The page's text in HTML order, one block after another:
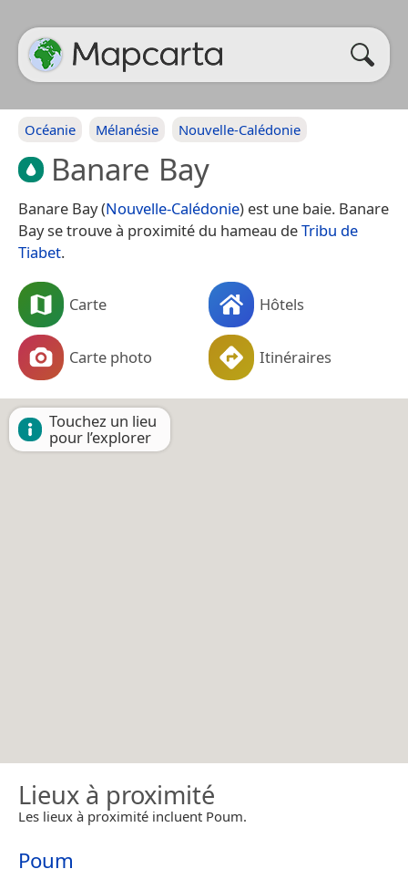
Océanie Mélanésie Nouvelle-Calédonie
Banare Bay
Banare Bay (Nouvelle-Calédonie) est une baie. Banare
Bay se trouve à proximité du hameau deTribu de
Tiabet.
Carte Hôtels
Carte photo Itinéraires
Touchez un lieu
pour l’explorer
Lieux à proximité
Les lieux à proximité incluent Poum.
Poum